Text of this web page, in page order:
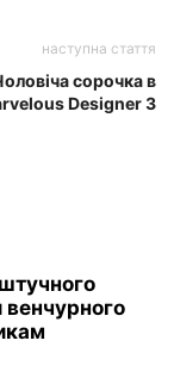
наступна стаття
сорочка в
Designer 3
венчурного